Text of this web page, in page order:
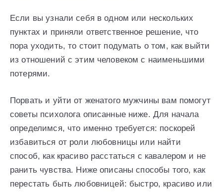
Если вы узнали себя в одном или нескольких
пунктах и приняли ответственное решение, что
пора уходить, то стоит подумать о том, как выйти
из отношений с этим человеком с наименьшими
потерями.
Порвать и уйти от женатого мужчины вам помогут
советы психолога описанные ниже. Для начала
определимся, что именно требуется: поскорей
избавиться от роли любовницы или найти
способ, как красиво расстаться с кавалером и не
ранить чувства. Ниже описаны способы того, как
перестать быть любовницей: быстро, красиво или